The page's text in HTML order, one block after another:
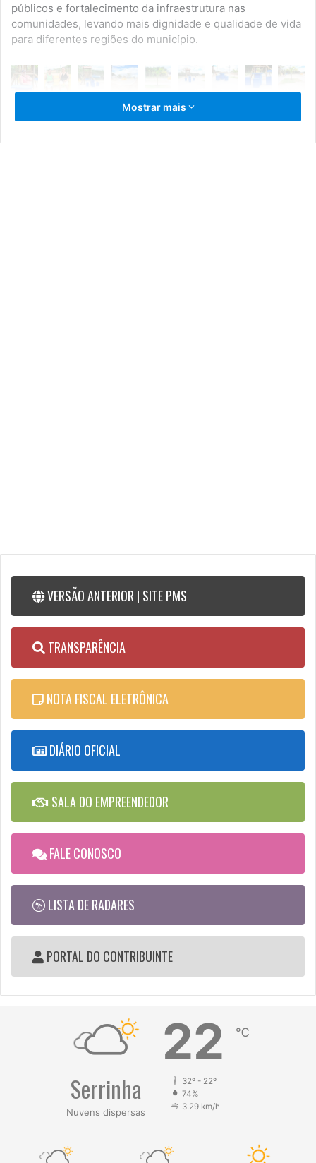
públicos e fortalecimento da infraestrutura nas
comunidades, levando mais dignidade e qualidade de vida
para diferentes regiões do município.
Infraestrutura Prefeitura de Serrinha
Mostrar mais
VERSÃO ANTERIOR | SITE PMS
TRANSPARÊNCIA
NOTA FISCAL ELETRÔNICA
DIÁRIO OFICIAL
SALA DO EMPREENDEDOR
FALE CONOSCO
LISTA DE RADARES
PORTAL DO CONTRIBUINTE
Serrinha
Nuvens dispersas
22 ℃
32º - 22º
74%
3.29 km/h